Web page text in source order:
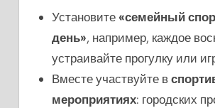
Установите «семейный
день», например, каждое
устраивайте прогулку или
Вместе участвуйте в
мероприятиях: городских